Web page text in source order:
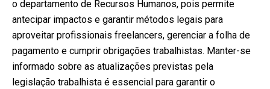
o departamento de Recursos Humanos, pois permite
antecipar impactos e garantir métodos legais para
aproveitar profissionais freelancers, gerenciar a folha de
pagamento e cumprir obrigações trabalhistas. Manter-se
informado sobre as atualizações previstas pela
legislação trabalhista é essencial para garantir o